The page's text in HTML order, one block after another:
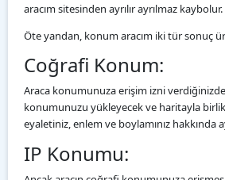
aracım sitesinden ayrılır ayrılmaz kaybolur.
Öte yandan, konum aracım iki tür sonuç
Coğrafi Konum:
Araca konumunuza erişim izni
konumunuzu yükleyecek ve haritayla
eyaletiniz, enlem ve boylamınız hakkında
IP Konumu: